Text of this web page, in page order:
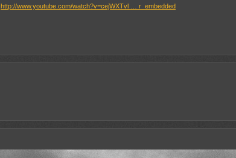
http://www.youtube.com/watch?v=cejWXTvl … r_embedded